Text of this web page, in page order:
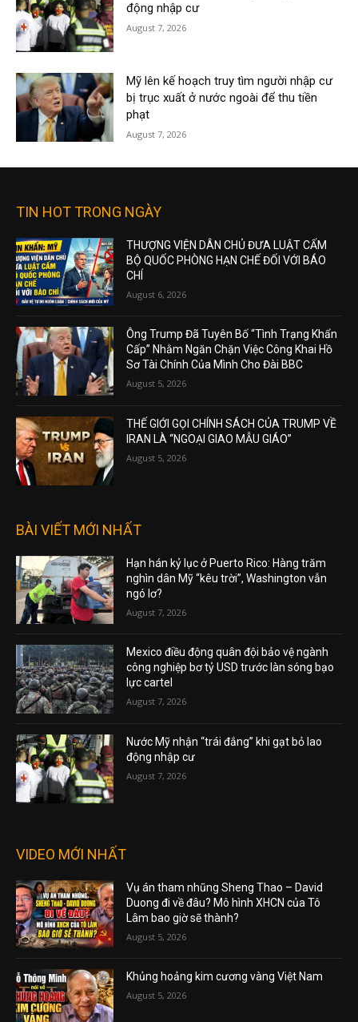
động nhập cư
August 7, 2026
Mỹ lên kế hoạch truy tìm người nhập cư
bị trục xuất ở nước ngoài để thu tiền
phạt
August 7, 2026
TIN HOT TRONG NGÀY
THƯỢNG VIỆN DÂN CHỦ ĐƯA LUẬT CẤM
BỘ QUỐC PHÒNG HẠN CHẾ ĐỐI VỚI BÁO
CHÍ
August 6, 2026
Ông Trump Đã Tuyên Bố “Tình Trạng Khẩn
Cấp” Nhằm Ngăn Chặn Việc Công Khai Hồ
Sơ Tài Chính Của Mình Cho Đài BBC
August 5, 2026
THẾ GIỚI GỌI CHÍNH SÁCH CỦA TRUMP VỀ
IRAN LÀ “NGOẠI GIAO MẪU GIÁO”
August 5, 2026
BÀI VIẾT MỚI NHẤT
Hạn hán kỷ lục ở Puerto Rico: Hàng trăm
nghìn dân Mỹ “kêu trời”, Washington vẫn
ngó lơ?
August 7, 2026
Mexico điều động quân đội bảo vệ ngành
công nghiệp bơ tỷ USD trước làn sóng bạo
lực cartel
August 7, 2026
Nước Mỹ nhận “trái đắng” khi gạt bỏ lao
động nhập cư
August 7, 2026
VIDEO MỚI NHẤT
Vụ án tham nhũng Sheng Thao – David
Duong đi về đâu? Mô hình XHCN của Tô
Lâm bao giờ sẽ thành?
August 5, 2026
Khủng hoảng kim cương vàng Việt Nam
August 5, 2026